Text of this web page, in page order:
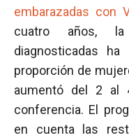
embarazadas con
cuatro años,
diagnosticadas
proporción de
aumentó del 2 al
conferencia. El
en cuenta las